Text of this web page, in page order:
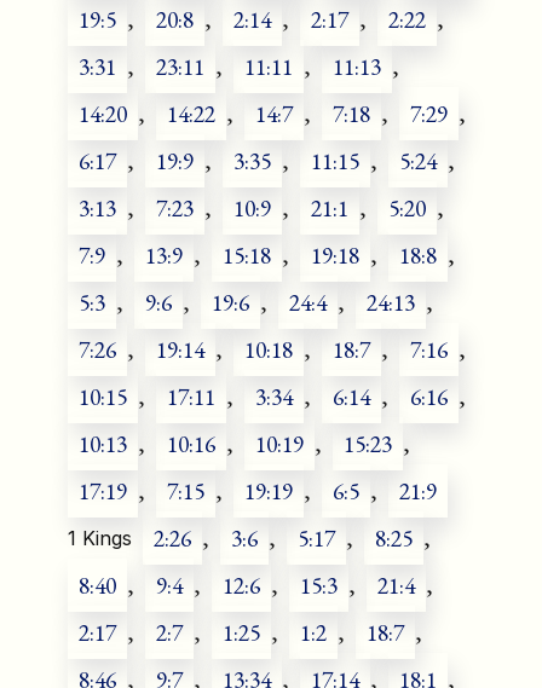
19:5 , 20:8 , 2:14 , 2:17 , 2:22 ,
3:31 , 23:11 , 11:11 , 11:13 ,
14:20 , 14:22 , 14:7 , 7:18 , 7:29 ,
6:17 , 19:9 , 3:35 , 11:15 , 5:24 ,
3:13 , 7:23 , 10:9 , 21:1 , 5:20 ,
7:9 , 13:9 , 15:18 , 19:18 , 18:8 ,
5:3 , 9:6 , 19:6 , 24:4 , 24:13 ,
7:26 , 19:14 , 10:18 , 18:7 , 7:16 ,
10:15 , 17:11 , 3:34 , 6:14 , 6:16 ,
10:13 , 10:16 , 10:19 , 15:23 ,
17:19 , 7:15 , 19:19 , 6:5 , 21:9
1 Kings 2:26 , 3:6 , 5:17 , 8:25 ,
8:40 , 9:4 , 12:6 , 15:3 , 21:4 ,
2:17 , 2:7 , 1:25 , 1:2 , 18:7 ,
8:46 , 9:7 , 13:34 , 17:14 , 18:1 ,